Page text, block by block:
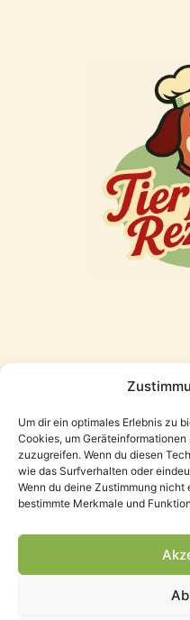
Um dir ein optimales Erlebnis zu
Cookies, um
zuzugreifen. Wenn du diesen
wie das Surfverhalten oder
Wenn du deine Zustimmung
bestimmte Merkmale und
Datenschutzerklärung